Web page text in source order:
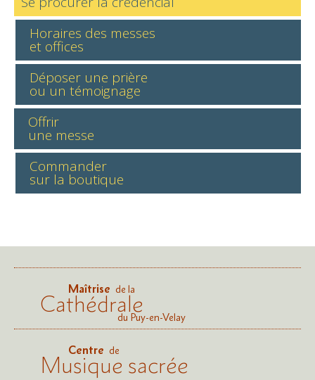
Horaires des messes
et offices
Déposer une prière
ou un témoignage
Offrir
une messe
Commander
sur la boutique
Maîtrise de la
Cathédraledu Puy-en-Velay
Centre de
Musique sacrée